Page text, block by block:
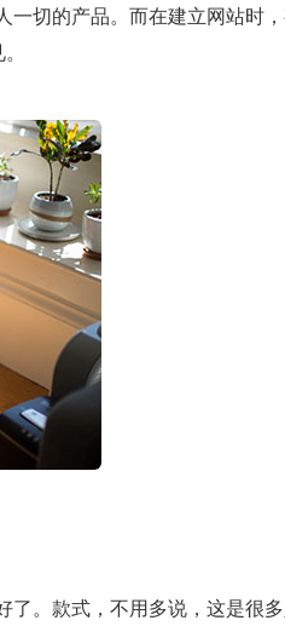
一切的产品。而在建立网站时
了。款式，不用多说，这是很